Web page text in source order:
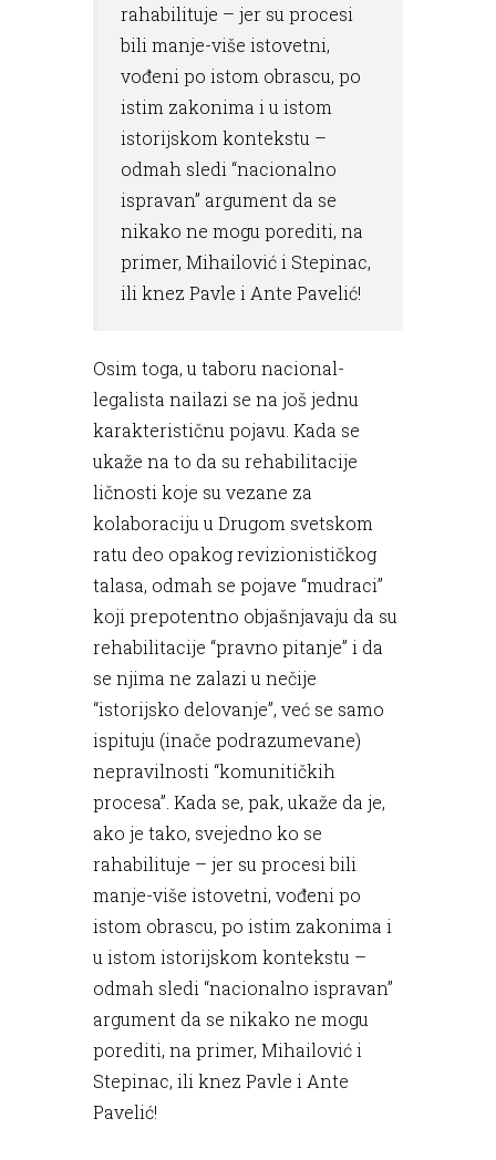
rahabilituje – jer su procesi
bili manje-više istovetni,
vođeni po istom obrascu, po
istim zakonima i u istom
istorijskom kontekstu –
odmah sledi “nacionalno
ispravan” argument da se
nikako ne mogu porediti, na
primer, Mihailović i Stepinac,
ili knez Pavle i Ante Pavelić!
Osim toga, u taboru nacional-
legalista nailazi se na još jednu
karakterističnu pojavu. Kada se
ukaže na to da su rehabilitacije
ličnosti koje su vezane za
kolaboraciju u Drugom svetskom
ratu deo opakog revizionističkog
talasa, odmah se pojave “mudraci”
koji prepotentno objašnjavaju da su
rehabilitacije “pravno pitanje” i da
se njima ne zalazi u nečije
“istorijsko delovanje”, već se samo
ispituju (inače podrazumevane)
nepravilnosti “komunitičkih
procesa”. Kada se, pak, ukaže da je,
ako je tako, svejedno ko se
rahabilituje – jer su procesi bili
manje-više istovetni, vođeni po
istom obrascu, po istim zakonima i
u istom istorijskom kontekstu –
odmah sledi “nacionalno ispravan”
argument da se nikako ne mogu
porediti, na primer, Mihailović i
Stepinac, ili knez Pavle i Ante
Pavelić!